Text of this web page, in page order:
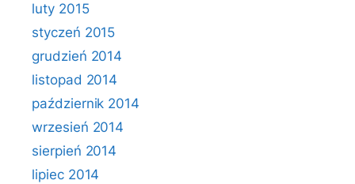
luty 2015
styczeń 2015
grudzień 2014
listopad 2014
październik 2014
wrzesień 2014
sierpień 2014
lipiec 2014